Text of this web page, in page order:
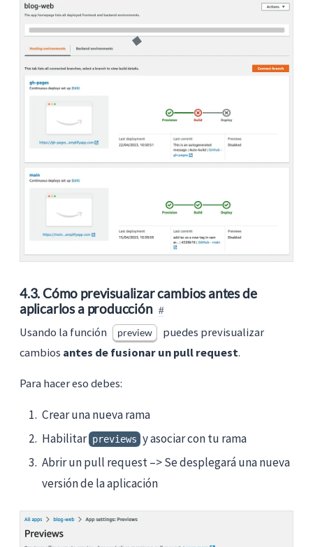
4.3. Cómo previsualizar cambios antes de
aplicarlos a producción
Usando la función preview
puedes previsualizar
cambios antes de fusionar un pull request.
Para hacer eso debes:
Crear una nueva rama
Habilitar previews y asociar con tu rama
Abrir un pull request –> Se desplegará una nueva
versión de la aplicación